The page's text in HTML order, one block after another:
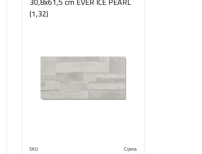
(1,32)
SKU
Cijena